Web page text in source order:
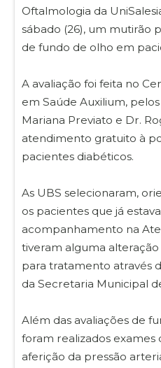
Oftalmologia da
sábado (26), um mutirão
de fundo de olho em
A avaliação foi feita no
em Saúde Auxilium,
Mariana Previato e Dr.
atendimento gratuito à
pacientes diabéticos.
As UBS selecionaram,
os pacientes que já
acompanhamento na
tiveram alguma
para tratamento através
da Secretaria Municipal
Além das avaliações de
foram realizados exames
aferição da pressão